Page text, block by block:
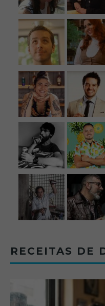
RECEITAS DE